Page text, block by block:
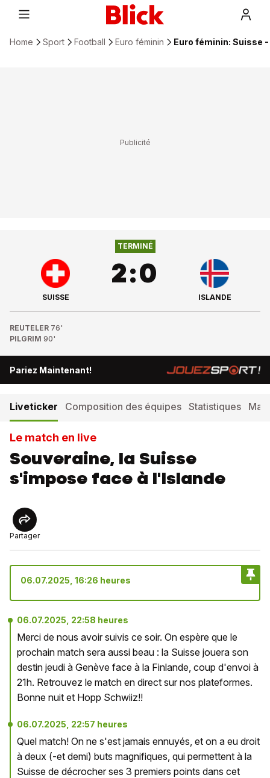
Home Sport Football Euro féminin Euro féminin: Suisse
2:0
SUISSE
TERMINÉ
2:0
ISLANDE
REUTELER 76'
PILGRIM 90'
Pariez Maintenant!
Liveticker Composition des équipes Statistiques
Le match en live
Souveraine, la Suisse
s'impose face à l'Islande
Partager
06.07.2025, 16:26 heures
06.07.2025, 22:58 heures
Merci de nous avoir suivis ce soir. On espère que le
prochain match sera aussi beau : la Suisse jouera son
destin jeudi à Genève face à la Finlande, coup d'envoi à
21h. Retrouvez le match en direct sur nos plateformes.
Bonne nuit et Hopp Schwiiz!!
06.07.2025, 22:57 heures
Quel match! On ne s'est jamais ennuyés, et on a eu droit
à deux (-et demi) buts magnifiques, qui permettent à la
Suisse de décrocher ses 3 premiers points dans cet